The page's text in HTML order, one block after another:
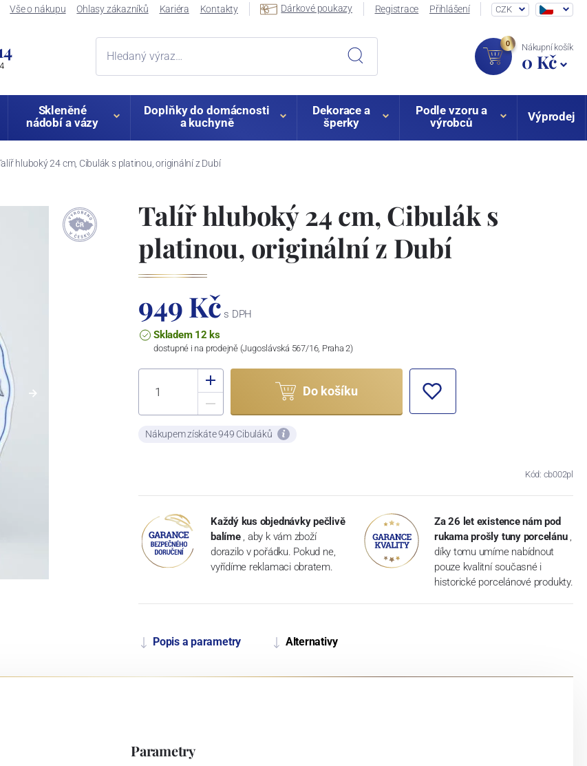
Vše o nákupu Ohlasy zákazníků Kariéra Kontakty Dárkové poukazy Registrace Přihlášení CZK
0 Nákupní košík
0 Kč
Skleněné
nádobí a vázy
Doplňky do domácnosti
a kuchyně
Dekorace a
šperky
Podle vzoru a
výrobců
Výprodej
hluboký 24 cm, Cibulák s platinou, originální z Dubí
Talíř hluboký 24 cm, Cibulák s
platinou, originální z Dubí
949 Kč s DPH
Skladem 12 ks
dostupné i na prodejně (Jugoslávská 567/16, Praha 2)
Do košíku
Nákupem získáte 949 Cibuláků
Kód: cb002pl
Každý kus objednávky pečlivě
balíme , aby k vám zboží
dorazilo v pořádku. Pokud ne,
vyřídíme reklamaci obratem.
Za 26 let existence nám pod
rukama prošly tuny porcelánu ,
díky tomu umíme nabídnout
pouze kvalitní současné i
historické porcelánové produkty.
Popis a parametry Alternativy
Parametry